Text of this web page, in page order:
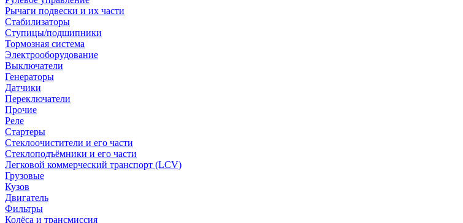
Рычаги подвески и их части
Стабилизаторы
Ступицы/подшипники
Тормозная система
Электрооборудование
Выключатели
Генераторы
Датчики
Переключатели
Прочие
Реле
Стартеры
Стеклоочистители и его части
Стеклоподъёмники и его части
Легковой коммерческий транспорт (LCV)
Грузовые
Кузов
Двигатель
Фильтры
Колёса и трансмиссия